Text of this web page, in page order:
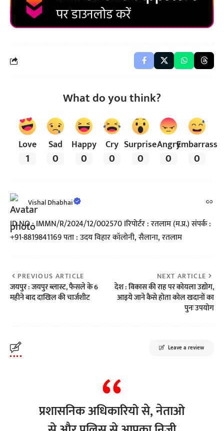
What do you think?
Love
1
Sad
0
Happy
0
Cry
0
Surprise
0
Angry
0
Embarrass
0
Vishal Dhabhai
ID NO : IMMN/R/2024/12/002570 Iरिपोर्टर : रतलाम (म.प्र.) संपर्क :
+91-8819841169 पता : उदय विहार कॉलोनी, सैलाना, रतलाम
PREVIOUS ARTICLE
जयपुर : जयपुर ब्लास्ट, फैसले के 6
महीने बाद दाखिल की चार्जशीट
NEXT ARTICLE
देश : विकास की राह पर कोयला उद्योग,
आइये जाने कैसे होता कोल खदानों का
पुनः उपयोग
Leave a review
प्रशासनिक अधिकारियो से, नेताओ